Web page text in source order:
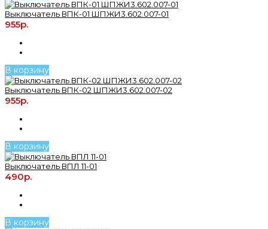
Выключатель ВПК-01 ШПЖИ3.602.007-01
955р.
В корзину
Выключатель ВПК-02 ШПЖИ3.602.007-02
955р.
В корзину
Выключатель ВПЛ 11-01
490р.
В корзину